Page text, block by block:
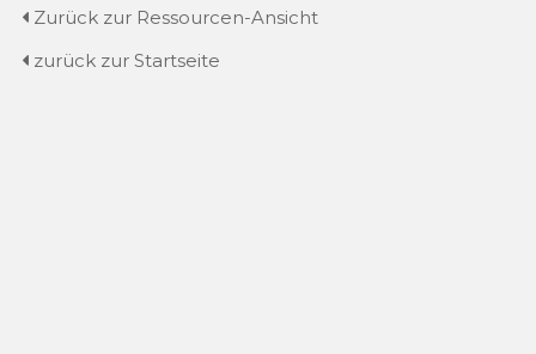
Zurück zur Ressourcen-Ansicht
zurück zur Startseite